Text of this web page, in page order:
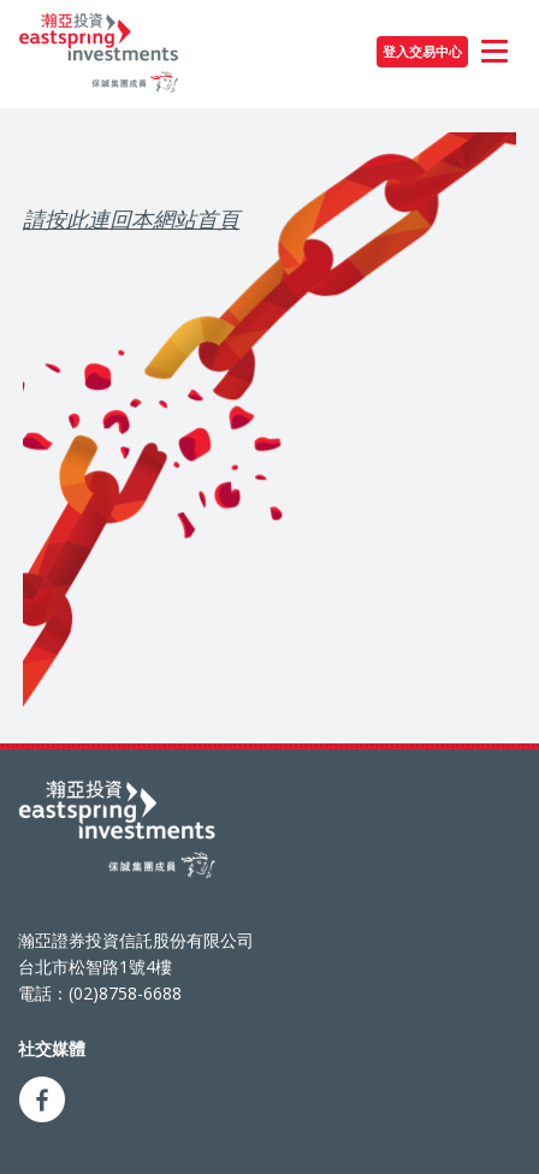
登入交易中心
請按此連回本網站首頁
瀚亞證券投資信託股份有限公司
台北市松智路1號4樓
電話：(02)8758-6688
社交媒體